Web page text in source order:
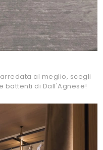
al meglio, scegli
battenti di Dall'Agnese!